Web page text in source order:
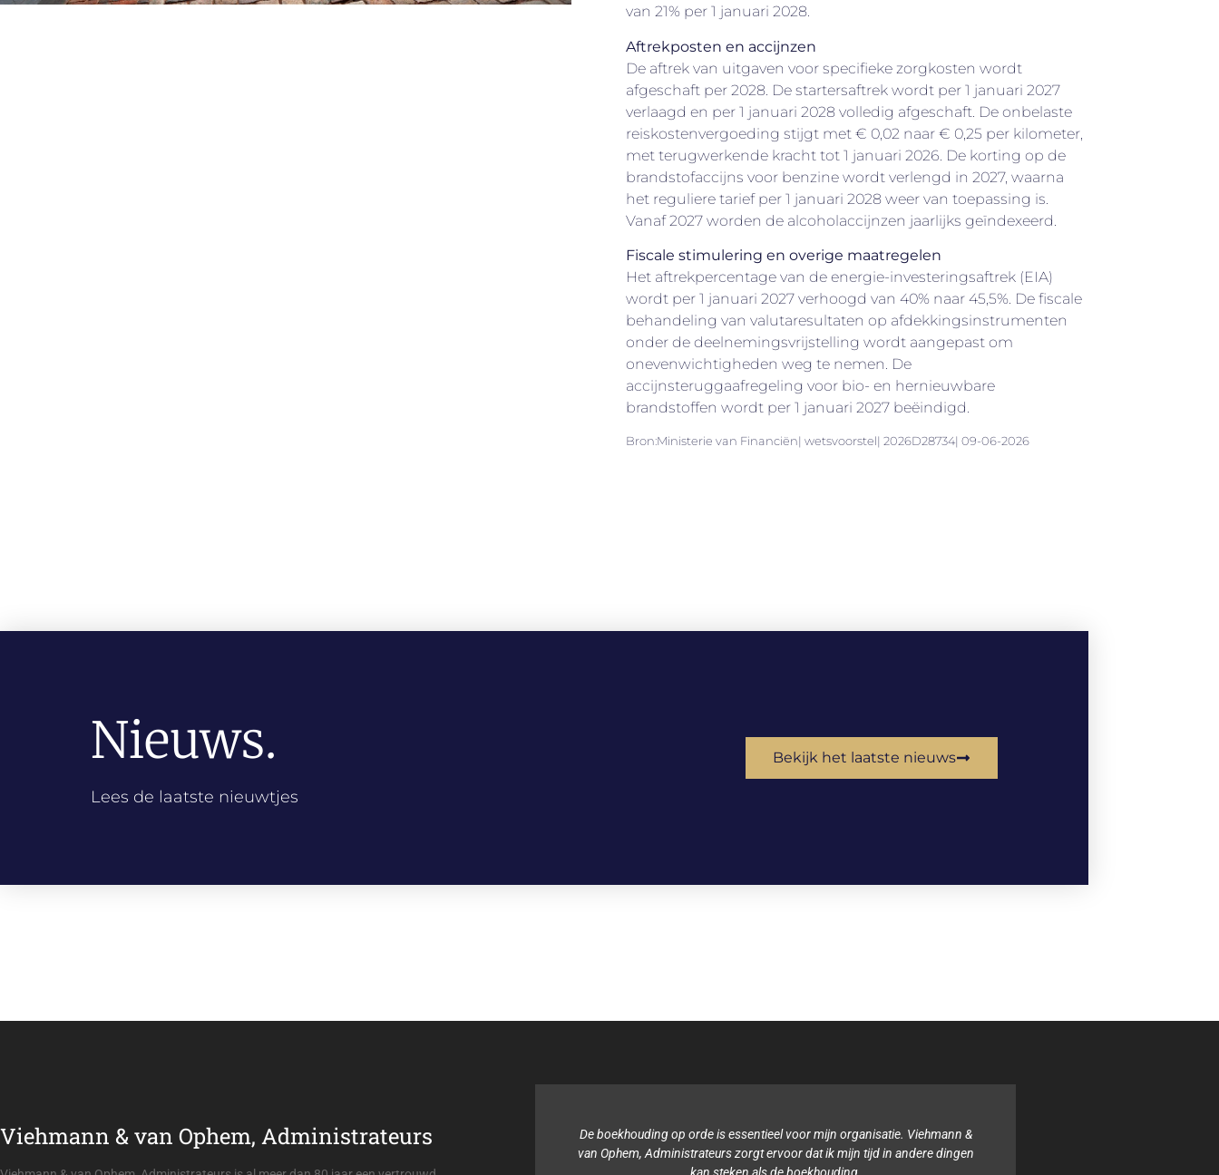
van 21% per 1 januari 2028.
Aftrekposten en accijnzen
De aftrek van uitgaven voor specifieke zorgkosten wordt
afgeschaft per 2028. De startersaftrek wordt per 1 januari 2027
verlaagd en per 1 januari 2028 volledig afgeschaft. De onbelaste
reiskostenvergoeding stijgt met € 0,02 naar € 0,25 per kilometer,
met terugwerkende kracht tot 1 januari 2026. De korting op de
brandstofaccijns voor benzine wordt verlengd in 2027, waarna
het reguliere tarief per 1 januari 2028 weer van toepassing is.
Vanaf 2027 worden de alcoholaccijnzen jaarlijks geïndexeerd.
Fiscale stimulering en overige maatregelen
Het aftrekpercentage van de energie-investeringsaftrek (EIA)
wordt per 1 januari 2027 verhoogd van 40% naar 45,5%. De fiscale
behandeling van valutaresultaten op afdekkingsinstrumenten
onder de deelnemingsvrijstelling wordt aangepast om
onevenwichtigheden weg te nemen. De
accijnsteruggaafregeling voor bio- en hernieuwbare
brandstoffen wordt per 1 januari 2027 beëindigd.
Bron:Ministerie van Financiën| wetsvoorstel| 2026D28734| 09-06-2026
Nieuws.
Lees de laatste nieuwtjes
Bekijk het laatste nieuws
Viehmann & van Ophem, Administrateurs
de tijd noch de kennis voor de
zij ervoor dat alles geregeld is.
De boekhouding op orde is essentieel voor mijn organisatie. Viehmann &
van Ophem, Administrateurs zorgt ervoor dat ik mijn tijd in andere dingen
kan steken als de boekhouding.
Binnen onze organisatie hebben wij noch de tijd noch de kennis voor
boekhouding. Het team van Viehmann & van Ophem, Administrateurs
altijd behulpzaam en samen zorgen zij ervoor dat alles geregeld is.